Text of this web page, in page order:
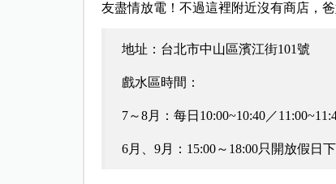
友盡情放電！不過這裡附近沒有商店，
地址：台北市中山區濱江街101號
戲水區時間：
7～8月：每日10:00~10:40／
6月、9月：15:00～18:00只開放假日下